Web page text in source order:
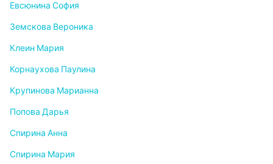
Евсюнина София
Земскова Вероника
Клеин Мария
Корнаухова Паулина
Крупинова Марианна
Попова Дарья
Спирина Анна
Спирина Мария